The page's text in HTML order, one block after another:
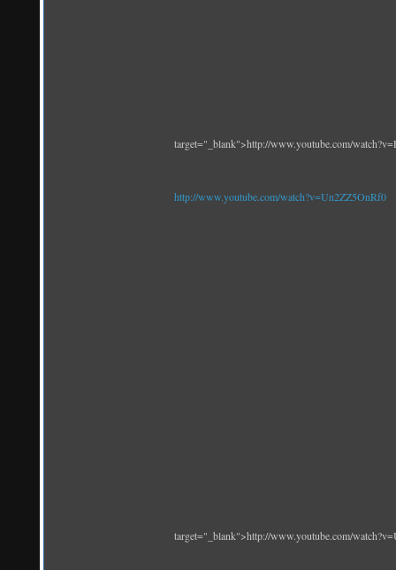
target="_blank">http://www.youtube.com/
http://www.youtube.com/watch?v=Un2ZZ5OnRf0
target="_blank">http://www.youtube.com/